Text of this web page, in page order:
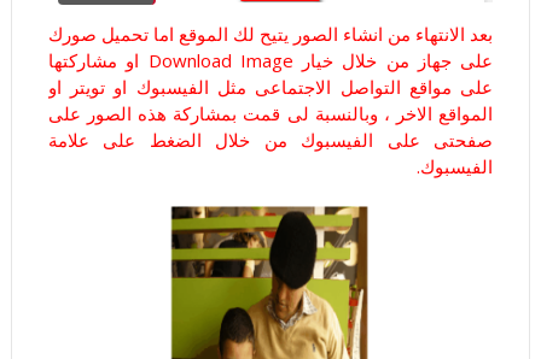
بعد الانتهاء من انشاء الصور يتيح لك الموقع اما تحميل صورك
على جهاز من خلال خيار Download Image او مشاركتها
على مواقع التواصل الاجتماعى مثل الفيسبوك او تويتر او
المواقع الاخر ، وبالنسبة لى قمت بمشاركة هذه الصور على
صفحتى على الفيسبوك من خلال الضغط على علامة
الفيسبوك.